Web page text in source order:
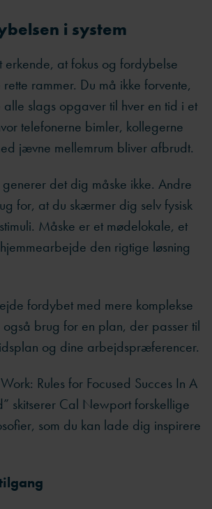
i system
erkende, at fokus og fordybelse
rammer. Du må ikke forvente,
slags opgaver til hver en tid i et
telefonerne bimler, kollegerne
jævne mellemrum bliver afbrudt.
det dig måske ikke. Andre
for, at du skærmer dig selv fysisk
Måske er et mødelokale, et
den rigtige løsning
fordybet med mere komplekse
brug for en plan, der passer til
og dine arbejdspræferencer.
Rules for Focused Succes In A
skitserer Cal Newport forskellige
som du kan lade dig inspirere